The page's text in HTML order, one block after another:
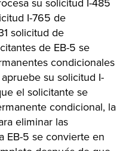
I-765 de
solicitud de
de EB-5 se
condicionales
su solicitud I-
el solicitante se
condicional, la
eliminar las
EB-5 se convierte en